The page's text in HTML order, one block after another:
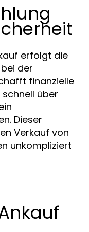
erfolgt die
der
finanzielle
über
Dieser
Verkauf von
unkompliziert